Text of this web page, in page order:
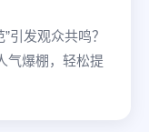
引发观众共鸣？
气爆棚，轻松提